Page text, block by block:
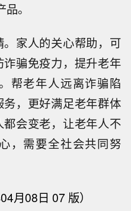
。
家人的关心帮助，可
骗免疫力，提升老年
帮老年人远离诈骗陷
，更好满足老年群体
会变老，让老年人不
，需要全社会共同努
月08日 07 版）